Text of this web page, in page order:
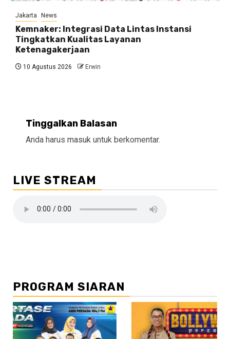
Jakarta News
Kemnaker: Integrasi Data Lintas Instansi
Tingkatkan Kualitas Layanan
Ketenagakerjaan
10 Agustus 2026 Erwin
Tinggalkan Balasan
Anda harus masuk untuk berkomentar.
LIVE STREAM
PROGRAM SIARAN